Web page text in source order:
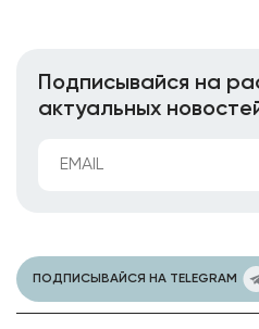
Подписывайся на
актуальных
ПОДПИСЫВАЙСЯ НА TELEGRAM